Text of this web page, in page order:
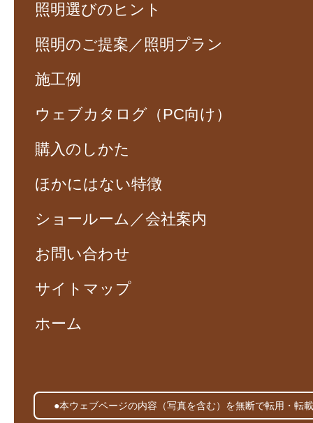
照明選びのヒント
照明のご提案／照明プラン
施工例
ウェブカタログ（PC向け）
購入のしかた
ほかにはない特徴
ショールーム／会社案内
お問い合わせ
サイトマップ
ホーム
●本ウェブページの内容（写真を含む）を無断で転用・転